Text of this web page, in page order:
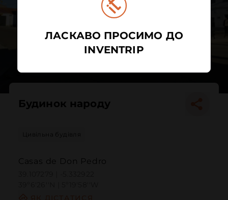
Будинок народу
Цивільна будівля
Casas de Don Pedro
ЛАСКАВО ПРОСИМО ДО
INVENTRIP